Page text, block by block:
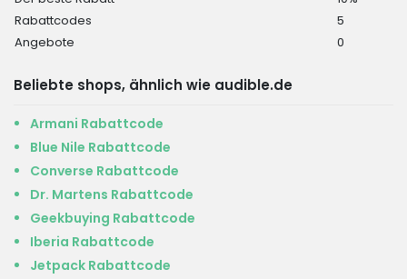
Rabattcodes
5
Angebote
0
Beliebte shops, ähnlich wie audible.de
Armani Rabattcode
Blue Nile Rabattcode
Converse Rabattcode
Dr. Martens Rabattcode
Geekbuying Rabattcode
Iberia Rabattcode
Jetpack Rabattcode